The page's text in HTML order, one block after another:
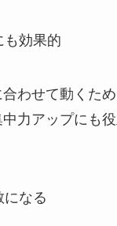
も効果的
わせて動くた
力アップにも
になる